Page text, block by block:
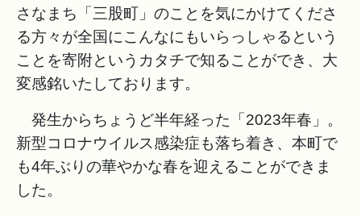
さなまち「三股町」のことを気にかけてくださ
る方々が全国にこんなにもいらっしゃるという
ことを寄附というカタチで知ることができ、大
変感銘いたしております。
発生からちょうど半年経った「2023年春」。
新型コロナウイルス感染症も落ち着き、本町で
も4年ぶりの華やかな春を迎えることができま
した。